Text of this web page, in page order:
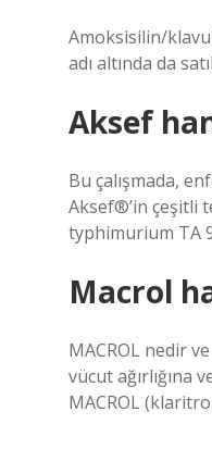
Amoksisilin/
adı altında da
Aksef
Bu çalışmada,
Aksef®’in çeşitli
typhimurium TA
Macrol
MACROL nedir
vücut
MACROL